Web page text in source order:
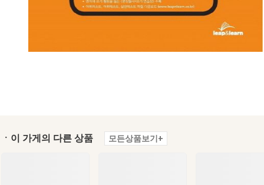
ㆍ이 가게의 다른 상품 모든상품보기+